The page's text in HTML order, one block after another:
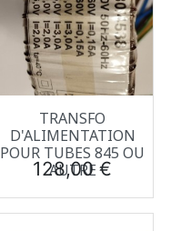
TRANSFO
D'ALIMENTATION
POUR TUBES 845 OU
AUTRE
Prix
128,00 €